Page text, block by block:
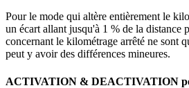
Pour le mode qui altère entièrement le
un écart allant jusqu'à 1 % de la distance
concernant le kilométrage arrêté ne sont
peut y avoir des différences mineures.
ACTIVATION & DEACTIVATION